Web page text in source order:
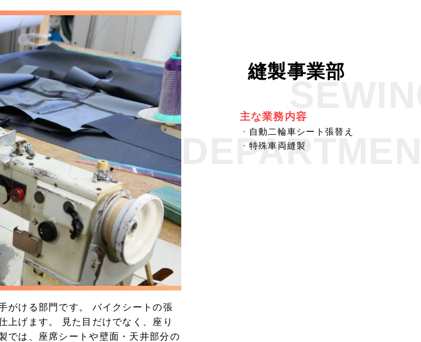
がける部門です。 バイクシートの張
上げます。 見た目だけでなく、座り
では、座席シートや壁面・天井部分の
縫製事業部
主な業務内容
・ 自動二輪車シート張替え
・ 特殊車両縫製